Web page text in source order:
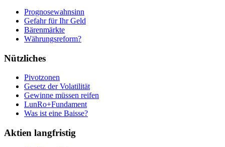
Prognosewahnsinn
Gefahr für Ihr Geld
Bärenmärkte
Währungsreform?
Nützliches
Pivotzonen
Gesetz der Volatilität
Gewinne müssen reifen
LunRo+Fundament
Was ist eine Baisse?
Aktien langfristig